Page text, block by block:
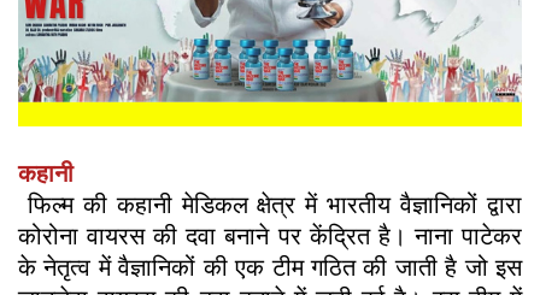
कहानी
फिल्म की कहानी मेडिकल क्षेत्र में भारतीय वैज्ञानिकों द्वारा
कोरोना वायरस की दवा बनाने पर केंद्रित है। नाना पाटेकर
के नेतृत्व में वैज्ञानिकों की एक टीम गठित की जाती है जो इस